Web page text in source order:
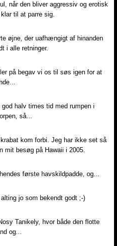
når den bliver aggressiv og erotisk
til at parre sig.​
øjne, der uafhængigt af hinanden
i alle retninger.​​
på begav vi os til søs igen for at
halv times tid med rumpen i
så...​
kom forbi. Jeg har ikke set så
mit besøg på Hawaii i 2005.​
første havskildpadde, og...​
jo som bekendt godt ;-)​
Tanikely, hvor både den flotte
og...